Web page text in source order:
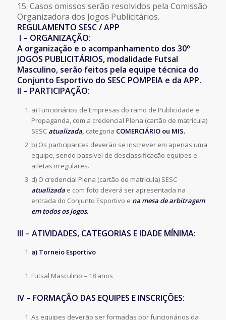
15. Casos omissos serão resolvidos pela Comissão
Organizadora dos Jogos Publicitários.
REGULAMENTO SESC / APP
I – ORGANIZAÇÃO:
A organização e o acompanhamento dos 30º
JOGOS PUBLICITÁRIOS, modalidade Futsal
Masculino, serão feitos pela equipe técnica do
Conjunto Esportivo do SESC POMPEIA e da APP.
II – PARTICIPAÇÃO:
a) Funcionários de Empresas do ramo de Publicidade e
Propaganda, com a credencial Plena (cartão de matrícula)
SESC atualizada, categoria COMERCIÁRIO ou MIS.
b) Os participantes deverão se inscrever em apenas uma
equipe, sendo passível de desclassificação equipes e
atletas irregulares.
d) O credencial Plena (cartão de matrícula) SESC
atualizadae com foto deverá ser apresentada na
entrada do Conjunto Esportivo e na mesa de arbitragem
em todos os jogos.
III – ATIVIDADES, CATEGORIAS E IDADE MÍNIMA:
a) Torneio Esportivo
Futsal Masculino – 18 anos
IV – FORMAÇÃO DAS EQUIPES E INSCRIÇÕES:
As equipes deverão ser formadas por funcionários da